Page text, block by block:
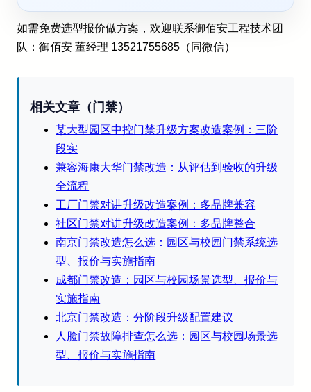
如需免费选型报价做方案，欢迎联系御佰安工程技术团
队：御佰安 董经理 13521755685（同微信）
相关文章（门禁）
某大型园区中控门禁升级方案改造案例：三阶
段实
兼容海康大华门禁改造：从评估到验收的升级
全流程
工厂门禁对讲升级改造案例：多品牌兼容
社区门禁对讲升级改造案例：多品牌整合
南京门禁改造怎么选：园区与校园门禁系统选
型、报价与实施指南
成都门禁改造：园区与校园场景选型、报价与
实施指南
北京门禁改造：分阶段升级配置建议
人脸门禁故障排查怎么选：园区与校园场景选
型、报价与实施指南